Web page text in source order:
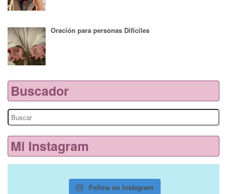
Oración para personas Difíciles
Buscador
Search
for:
Mi Instagram
Follow on Instagram